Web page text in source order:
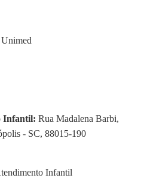
Infantil: Rua Madalena Barbi,
- SC, 88015-190
Infantil